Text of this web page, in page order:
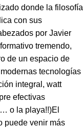
donde la filosofía
con sus
por Javier
tremendo,
de un espacio de
tecnologías
integral, watt
efectivas
o la playa!!)El
puede venir más